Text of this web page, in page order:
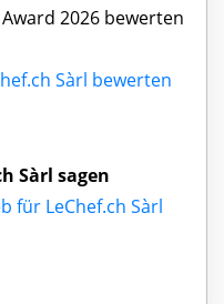
2026 bewerten
Sàrl bewerten
Sàrl sagen
für LeChef.ch Sàrl